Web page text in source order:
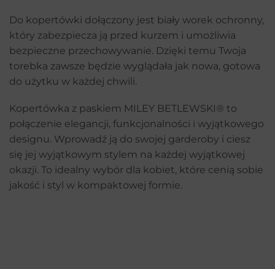
Do kopertówki dołączony jest biały worek ochronny,
który zabezpiecza ją przed kurzem i umożliwia
bezpieczne przechowywanie. Dzięki temu Twoja
torebka zawsze będzie wyglądała jak nowa, gotowa
do użytku w każdej chwili.
Kopertówka z paskiem MILEY BETLEWSKI® to
połączenie elegancji, funkcjonalności i wyjątkowego
designu. Wprowadź ją do swojej garderoby i ciesz
się jej wyjątkowym stylem na każdej wyjątkowej
okazji. To idealny wybór dla kobiet, które cenią sobie
jakość i styl w kompaktowej formie.